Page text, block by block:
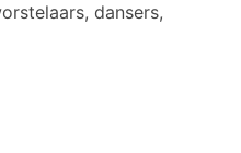
dansers,